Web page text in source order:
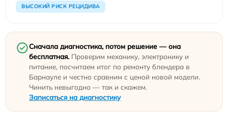
ВЫСОКИЙ РИСК РЕЦИДИВА
Сначала диагностика, потом решение — она
бесплатная. Проверим механику, электронику и
питание, посчитаем итог по ремонту блендера в
Барнауле и честно сравним с ценой новой модели.
Чинить невыгодно — так и скажем.
Записаться на диагностику